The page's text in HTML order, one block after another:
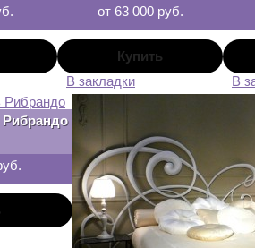
от 63 000 руб.
В закладки В
Рибрандо